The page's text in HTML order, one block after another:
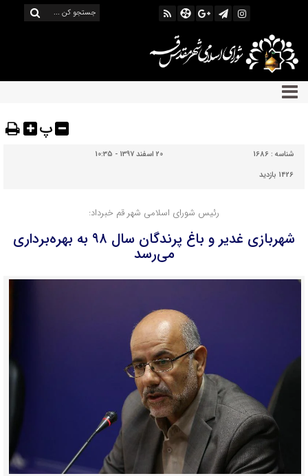
پ
شناسه : 1686
20 اسفند 1397 - 10:35
1426 بازدید
رئیس شورای اسلامی شهر قم خبرداد:
شهربازی غدیر و باغ پرندگان سال ۹۸ به بهره‌برداری
می‌رسد